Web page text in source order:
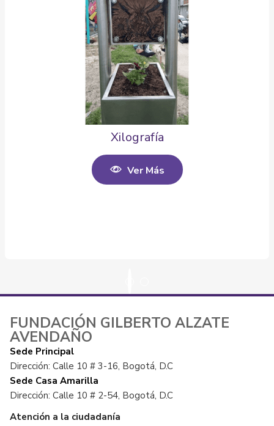
Xilografía
Ver Más
FUNDACIÓN GILBERTO ALZATE
AVENDAÑO
Sede Principal
Dirección: Calle 10 # 3-16, Bogotá, D.C
Sede Casa Amarilla
Dirección: Calle 10 # 2-54, Bogotá, D.C
Atención a la ciudadanía